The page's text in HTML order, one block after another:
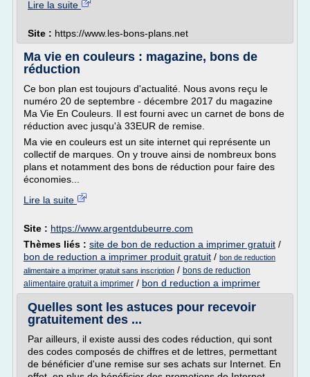
Lire la suite
Site : https://www.les-bons-plans.net
Ma vie en couleurs : magazine, bons de
réduction
Ce bon plan est toujours d'actualité. Nous avons reçu le
numéro 20 de septembre - décembre 2017 du magazine
Ma Vie En Couleurs. Il est fourni avec un carnet de bons de
réduction avec jusqu'à 33EUR de remise.
Ma vie en couleurs est un site internet qui représente un
collectif de marques. On y trouve ainsi de nombreux bons
plans et notamment des bons de réduction pour faire des
économies...
Lire la suite
Site : https://www.argentdubeurre.com
Thèmes liés : site de bon de reduction a imprimer gratuit /
bon de reduction a imprimer produit gratuit / bon de reduction
alimentaire a imprimer gratuit sans inscription / bons de reduction
alimentaire gratuit a imprimer / bon d reduction a imprimer
Quelles sont les astuces pour recevoir
gratuitement des ...
Par ailleurs, il existe aussi des codes réduction, qui sont
des codes composés de chiffres et de lettres, permettant
de bénéficier d'une remise sur ses achats sur Internet. En